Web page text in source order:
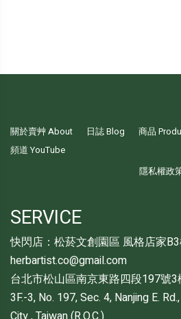
關於賣艸 About 日誌 Blog 商品
頻道 YouTube
隱私權政
SERVICE
快閃店：松菸文創園區 風格店家
herbartist.co@gmail.com
台北市松山區南京東路四段197號3
3F.-3, No. 197, Sec. 4, Nanjing E.